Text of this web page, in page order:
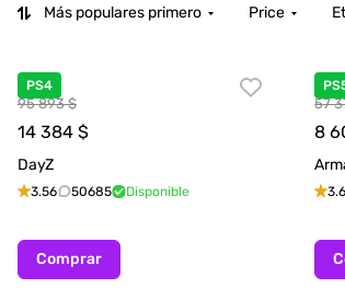
Más populares primero Price
PS4
95 893 $
14 384 $
DayZ
3.56 50685 Disponible
Comprar
57
8